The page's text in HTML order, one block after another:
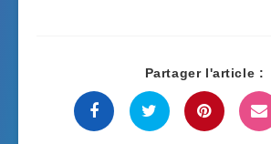
Partager l'article :